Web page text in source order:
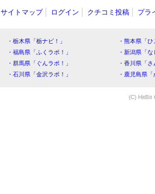
サイトマップ ログイン クチコミ投稿 プラ
・栃木県「栃ナビ！」
・熊本県「
・福島県「ふくラボ！」
・新潟県「
・群馬県「ぐんラボ！」
・香川県「
・石川県「金沢ラボ！」
・鹿児島県
(C) HitBit